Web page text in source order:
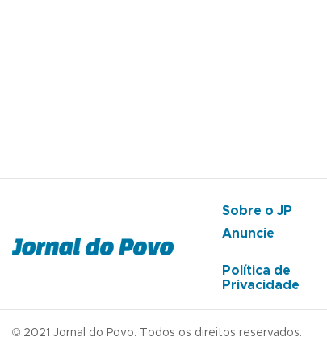
Sobre o JP
Anuncie
Política de
Privacidade
© 2021 Jornal do Povo. Todos os direitos reservados.